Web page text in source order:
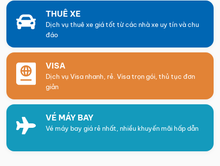
THUÊ XE
Dịch vụ thuê xe giá tốt từ các nhà xe uy tín và chu
đáo
VISA
Dịch vụ Visa nhanh, rẻ. Visa trọn gói, thủ tục đơn
giản
VÉ MÁY BAY
Vé máy bay giá rẻ nhất, nhiều khuyến mãi hấp dẫn